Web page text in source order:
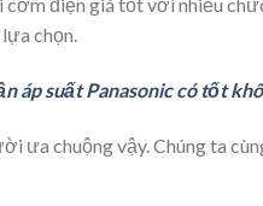
chọn.
áp suất Panasonic có tốt
ưa chuộng vậy. Chúng ta